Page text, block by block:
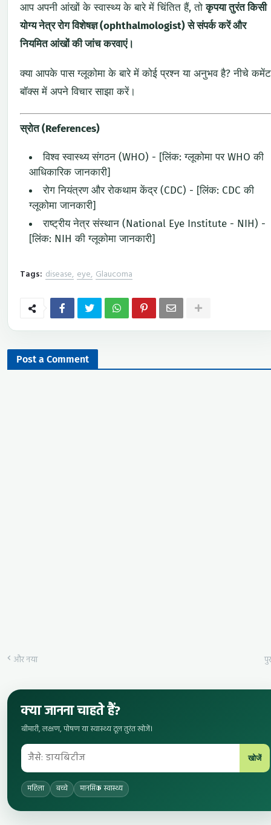
आप अपनी आंखों के स्वास्थ्य के बारे में चिंतित हैं, तोकृपया तुरंत किसी
योग्य नेत्र रोग विशेषज्ञ (ophthalmologist) से संपर्क करें और
नियमित आंखों की जांच करवाएं।
क्या आपके पास ग्लूकोमा के बारे में कोई प्रश्न या अनुभव है? नीचे कमेंट
बॉक्स में अपने विचार साझा करें।
स्रोत (References)
विश्व स्वास्थ्य संगठन (WHO) - [लिंक: ग्लूकोमा पर WHO की
आधिकारिक जानकारी]
रोग नियंत्रण और रोकथाम केंद्र (CDC) - [लिंक: CDC की
ग्लूकोमा जानकारी]
राष्ट्रीय नेत्र संस्थान (National Eye Institute - NIH) -
[लिंक: NIH की ग्लूकोमा जानकारी]
Tags: disease eye Glaucoma
Post a Comment
और नया
क्या जानना चाहते हैं?
बीमारी, लक्षण, पोषण या स्वास्थ्य टूल तुरंत खोजें।
खोजें
महिला बच्चे मानसिक स्वास्थ्य